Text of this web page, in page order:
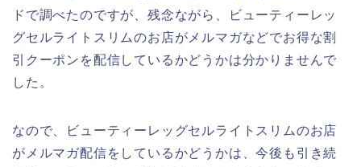
ドで調べたのですが、残念ながら、ビューティーレッ
グセルライトスリムのお店がメルマガなどでお得な割
引クーポンを配信しているかどうかは分かりませんで
した。
なので、ビューティーレッグセルライトスリムのお店
がメルマガ配信をしているかどうかは、今後も引き続